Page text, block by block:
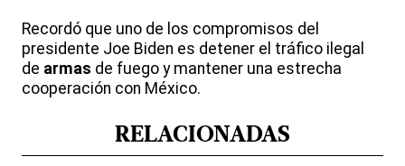
Recordó que uno de los compromisos del
presidente Joe Biden es detener el tráfico ilegal
de armas de fuego y mantener una estrecha
cooperación con México.
RELACIONADAS